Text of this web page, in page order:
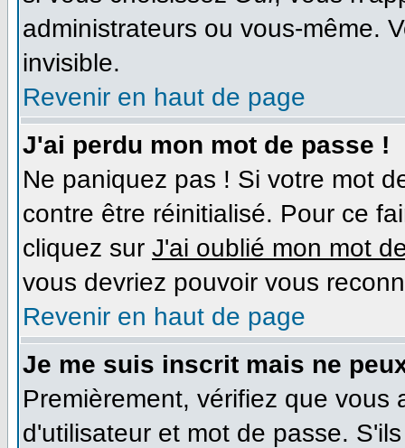
administrateurs ou vous-même.
invisible.
Revenir en haut de page
J'ai perdu mon mot de passe !
Ne paniquez pas ! Si votre mot
contre être réinitialisé. Pour ce
cliquez sur J'ai oublié mon mot
vous devriez pouvoir vous
Revenir en haut de page
Je me suis inscrit mais ne
Premièrement, vérifiez que
d'utilisateur et mot de passe.